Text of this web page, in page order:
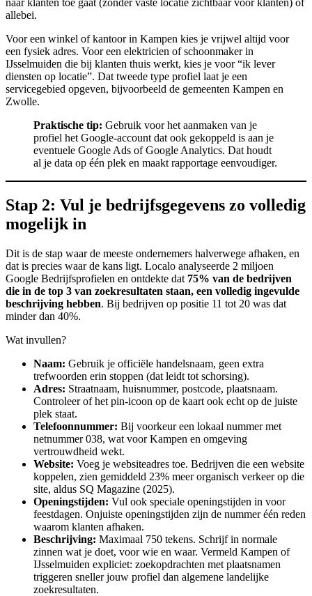
allebei.
Voor een winkel of kantoor in Kampen kies je vrijwel altijd voor
een fysiek adres. Voor een elektricien of schoonmaker in
IJsselmuiden die bij klanten thuis werkt, kies je voor “ik lever
diensten op locatie”. Dat tweede type profiel laat je een
servicegebied opgeven, bijvoorbeeld de gemeenten Kampen en
Zwolle.
Praktische tip: Gebruik voor het aanmaken van je
profiel het Google-account dat ook gekoppeld is aan je
eventuele Google Ads of Google Analytics. Dat houdt
al je data op één plek en maakt rapportage eenvoudiger.
Stap 2: Vul je bedrijfsgegevens zo volledig
mogelijk in
Dit is de stap waar de meeste ondernemers halverwege afhaken, en
dat is precies waar de kans ligt. Localo analyseerde 2 miljoen
Google Bedrijfsprofielen en ontdekte dat 75% van de bedrijven
die in de top 3 van zoekresultaten staan, een volledig ingevulde
beschrijving hebben. Bij bedrijven op positie 11 tot 20 was dat
minder dan 40%.
Wat invullen?
Naam: Gebruik je officiële handelsnaam, geen extra
trefwoorden erin stoppen (dat leidt tot schorsing).
Adres: Straatnaam, huisnummer, postcode, plaatsnaam.
Controleer of het pin-icoon op de kaart ook echt op de juiste
plek staat.
Telefoonnummer: Bij voorkeur een lokaal nummer met
netnummer 038, wat voor Kampen en omgeving
vertrouwdheid wekt.
Website: Voeg je websiteadres toe. Bedrijven die een website
koppelen, zien gemiddeld 23% meer organisch verkeer op die
site, aldus SQ Magazine (2025).
Openingstijden: Vul ook speciale openingstijden in voor
feestdagen. Onjuiste openingstijden zijn de nummer één reden
waarom klanten afhaken.
Beschrijving: Maximaal 750 tekens. Schrijf in normale
zinnen wat je doet, voor wie en waar. Vermeld Kampen of
IJsselmuiden expliciet: zoekopdrachten met plaatsnamen
triggeren sneller jouw profiel dan algemene landelijke
zoekresultaten.